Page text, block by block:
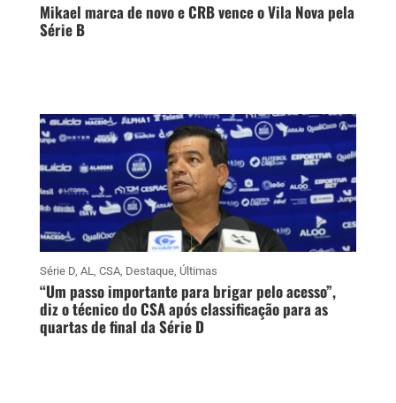
Mikael marca de novo e CRB vence o Vila Nova pela
Série B
Série D, AL, CSA, Destaque, Últimas
“Um passo importante para brigar pelo acesso”,
diz o técnico do CSA após classificação para as
quartas de final da Série D